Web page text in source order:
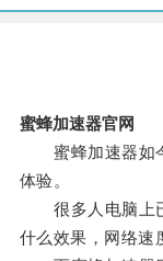
蜜蜂加速器官网
蜜蜂加速器如今
体验。
很多人电脑上已
什么效果，网络速